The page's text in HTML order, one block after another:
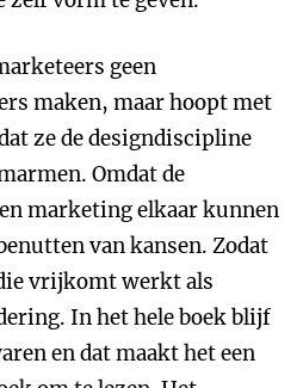
geen
maken, maar hoopt met
ze de designdiscipline
Omdat de
marketing elkaar kunnen
van kansen. Zodat
vrijkomt werkt als
In het hele boek blijf
en dat maakt het een